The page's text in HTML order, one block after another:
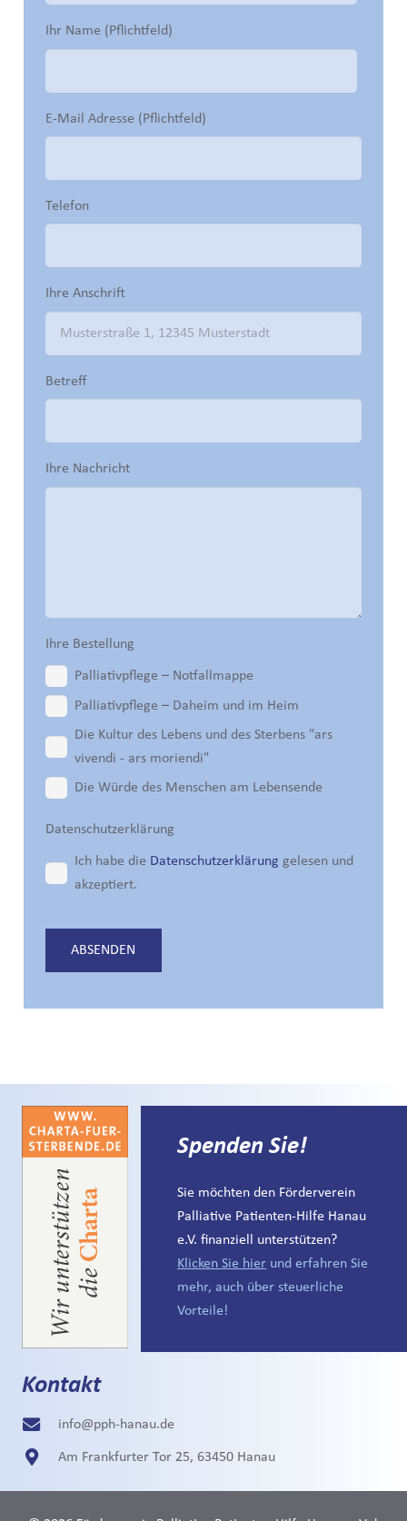
Ihr Name (Pflichtfeld)
E-Mail Adresse (Pflichtfeld)
Telefon
Ihre Anschrift
Betreff
Ihre Nachricht
Ihre Bestellung
Palliativpflege – Notfallmappe
Palliativpflege – Daheim und im Heim
Die Kultur des Lebens und des Sterbens "ars
vivendi - ars moriendi"
Die Würde des Menschen am Lebensende
Datenschutzerklärung
Ich habe die Datenschutzerklärung gelesen und
akzeptiert.
Spenden Sie!
Sie möchten den Förderverein
Palliative Patienten-Hilfe Hanau
e.V. finanziell unterstützen?
Klicken Sie hier und erfahren Sie
mehr, auch über steuerliche
Vorteile!
Kontakt
info@pph-hanau.de
Am Frankfurter Tor 25, 63450 Hanau